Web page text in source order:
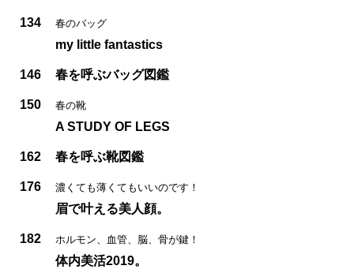
134 春のバッグ
my little fantastics
146 春を呼ぶバッグ図鑑
150 春の靴
A STUDY OF LEGS
162 春を呼ぶ靴図鑑
176 濃くても薄くてもいいのです！
眉で叶える美人顔。
182 ホルモン、血管、脳、骨が鍵！
体内美活2019。